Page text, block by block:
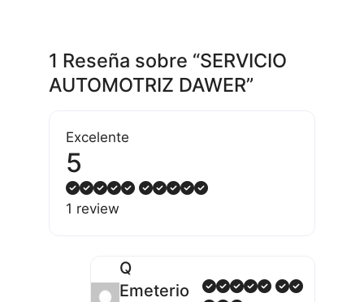
1 Reseña sobre “SERVICIO
AUTOMOTRIZ DAWER”
Excelente
5
1 review
Q
Emeterio